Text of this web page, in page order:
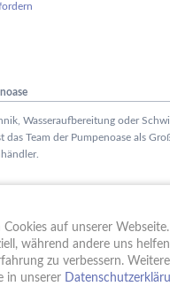
Wasseraufbereitung oder
das Team der Pumpenoase als
Wirtschaft bei der PUMPENoase!
Sicherheit
auf unserer
während andere uns
zu verbessern.
in unserer